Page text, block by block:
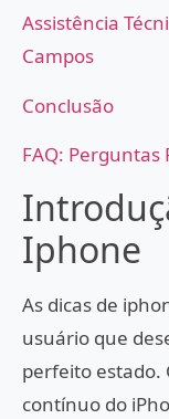
Assistência
Campos
Conclusão
FAQ:
Iphone
As dicas de
usuário que
perfeito estado.
contínuo do